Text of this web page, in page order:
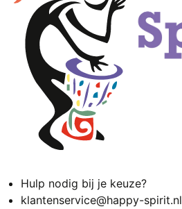
Hulp nodig bij je keuze?
klantenservice@happy-spirit.nl